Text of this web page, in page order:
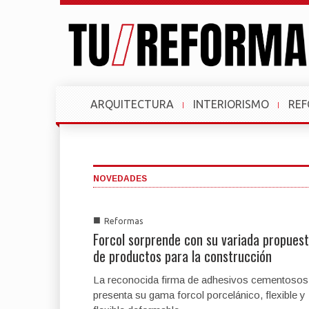
ARQUITECTURA INTERIORISMO
NOVEDADES
■ Reformas
Forcol sorprende con su variada
de productos para la construcción
La reconocida firma de adhesivos cementosos
presenta su gama forcol porcelánico, flexible y